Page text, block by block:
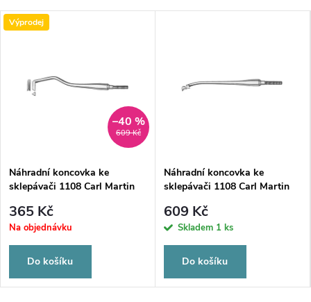
Výprodej
609 Kč
–40 %
Náhradní koncovka ke
sklepávači 1108 Carl Martin
365 Kč
Na objednávku
Do košíku
Náhradní koncovka ke
sklepávači 1108 Carl Martin
609 Kč
Skladem 1 ks
Do košíku